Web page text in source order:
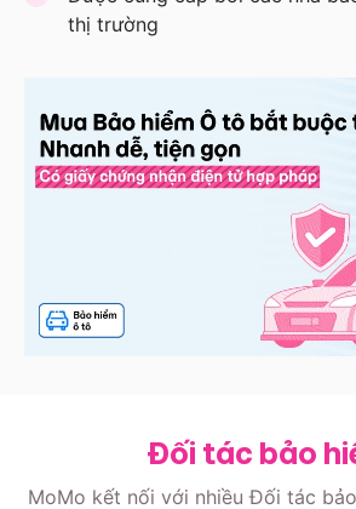
thị trường
Đối tác bảo
MoMo kết nối với nhiều Đối tác